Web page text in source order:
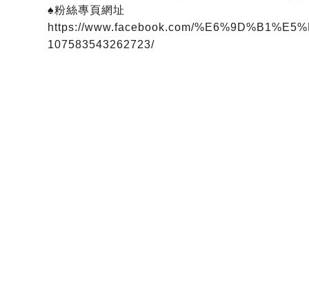
♠粉絲專頁網址
https://www.facebook.com/
107583543262723/